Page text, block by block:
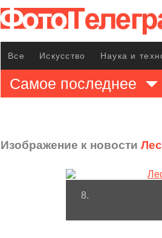
Все Искусство Наука и
Самое последнее
Изображение к новости
8.